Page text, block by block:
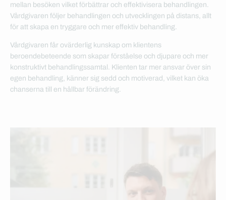
mellan besöken vilket förbättrar och effektivisera behandlingen.
Vårdgivaren följer behandlingen och utvecklingen på distans, allt
för att skapa en tryggare och mer effektiv behandling.
Vårdgivaren får ovärderlig kunskap om klientens
beroendebeteende som skapar förståelse och djupare och mer
konstruktivt behandlingssamtal. Klienten tar mer ansvar över sin
egen behandling, känner sig sedd och motiverad, vilket kan öka
chanserna till en hållbar förändring.